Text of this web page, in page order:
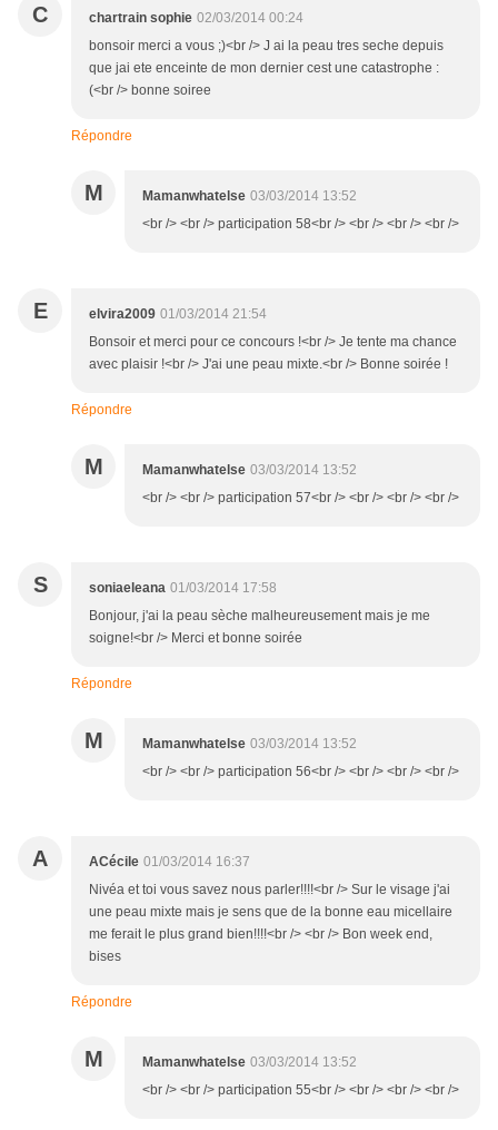
C chartrain sophie 02/03/2014 00:24
bonsoir merci a vous ;)<br /> J ai la peau tres seche depuis
que jai ete enceinte de mon dernier cest une catastrophe :
(<br /> bonne soiree
Répondre
M Mamanwhatelse 03/03/2014 13:52
<br /> <br /> participation 58<br /> <br /> <br /> <br />
E elvira2009 01/03/2014 21:54
Bonsoir et merci pour ce concours !<br /> Je tente ma chance
avec plaisir !<br /> J'ai une peau mixte.<br /> Bonne soirée !
Répondre
M Mamanwhatelse 03/03/2014 13:52
<br /> <br /> participation 57<br /> <br /> <br /> <br />
S soniaeleana 01/03/2014 17:58
Bonjour, j'ai la peau sèche malheureusement mais je me
soigne!<br /> Merci et bonne soirée
Répondre
M Mamanwhatelse 03/03/2014 13:52
<br /> <br /> participation 56<br /> <br /> <br /> <br />
A ACécile 01/03/2014 16:37
Nivéa et toi vous savez nous parler!!!!<br /> Sur le visage j'ai
une peau mixte mais je sens que de la bonne eau micellaire
me ferait le plus grand bien!!!!<br /> <br /> Bon week end,
bises
Répondre
M Mamanwhatelse 03/03/2014 13:52
<br /> <br /> participation 55<br /> <br /> <br /> <br />